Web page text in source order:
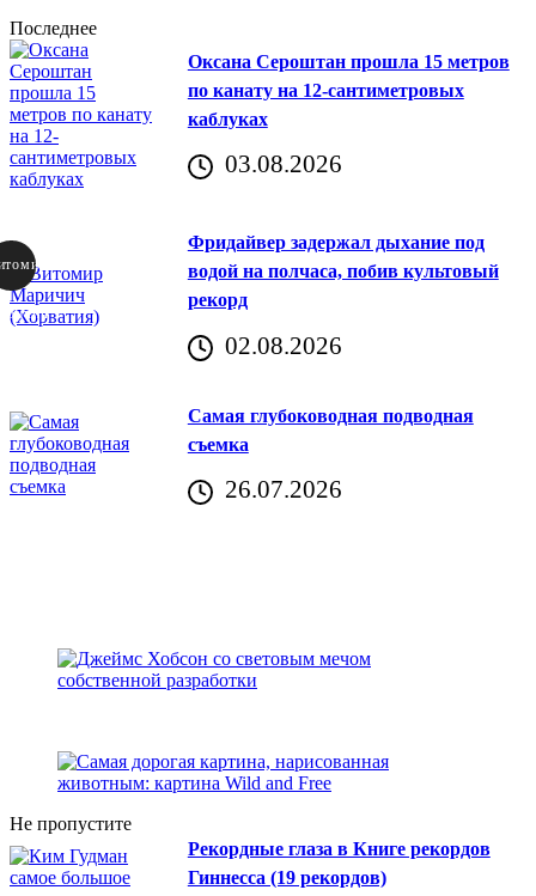
Последнее
Оксана Сероштан прошла 15 метров
по канату на 12-сантиметровых
каблуках
03.08.2026
Фридайвер задержал дыхание под
водой на полчаса, побив культовый
рекорд
02.08.2026
Самая глубоководная подводная
съемка
26.07.2026
Не пропустите
Рекордные глаза в Книге рекордов
Гиннесса (19 рекордов)